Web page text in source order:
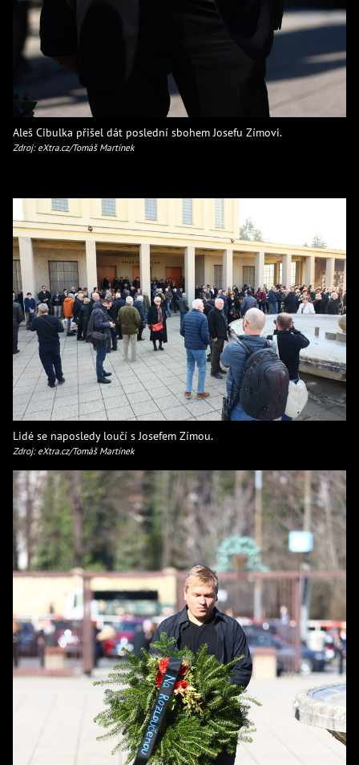
Aleš Cibulka přišel dát poslední sbohem Josefu Zímovi.
Zdroj: eXtra.cz/Tomáš Martínek
Lidé se naposledy loučí s Josefem Zímou.
Zdroj: eXtra.cz/Tomáš Martínek